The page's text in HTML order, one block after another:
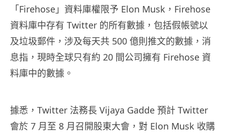
「Firehose」資料庫權限予 Elon Musk，Firehose
資料庫中存有 Twitter 的所有數據，包括假帳號以
及垃圾郵件，涉及每天共 500 億則推文的數據，消
息指，現時全球只有約 20 間公司擁有 Firehose 資
料庫中的數據。
據悉，Twitter 法務長 Vijaya Gadde 預計 Twitter
會於 7 月至 8 月召開股東大會，對 Elon Musk 收購